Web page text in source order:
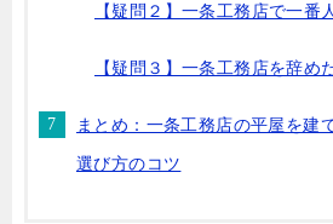
【疑問２】一条工務店で一番
【疑問３】一条工務店を辞め
まとめ：一条工務店の平屋を建
選び方のコツ